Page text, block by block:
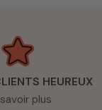
HEUREUX
plus